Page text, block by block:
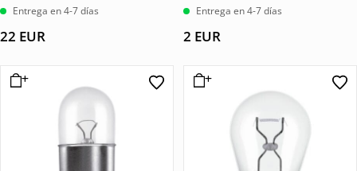
Entrega en 4-7 días
22 EUR
Entrega en 4-7 días
2 EUR